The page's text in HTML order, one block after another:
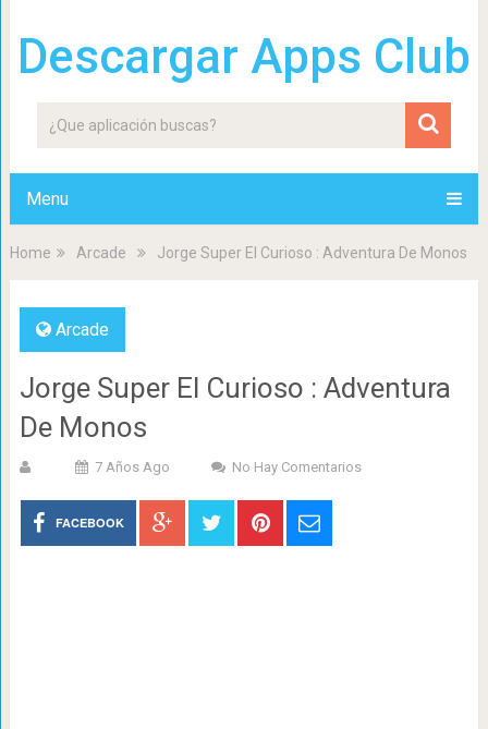
Descargar Apps Club
Menu
Home Arcade Jorge Super El Curioso : Adventura De Monos
Arcade
Jorge Super El Curioso : Adventura
De Monos
7 Años Ago No Hay Comentarios
FACEBOOK